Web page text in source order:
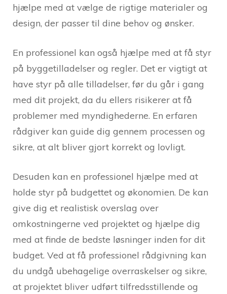
hjælpe med at vælge de rigtige materialer og
design, der passer til dine behov og ønsker.
En professionel kan også hjælpe med at få styr
på byggetilladelser og regler. Det er vigtigt at
have styr på alle tilladelser, før du går i gang
med dit projekt, da du ellers risikerer at få
problemer med myndighederne. En erfaren
rådgiver kan guide dig gennem processen og
sikre, at alt bliver gjort korrekt og lovligt.
Desuden kan en professionel hjælpe med at
holde styr på budgettet og økonomien. De kan
give dig et realistisk overslag over
omkostningerne ved projektet og hjælpe dig
med at finde de bedste løsninger inden for dit
budget. Ved at få professionel rådgivning kan
du undgå ubehagelige overraskelser og sikre,
at projektet bliver udført tilfredsstillende og